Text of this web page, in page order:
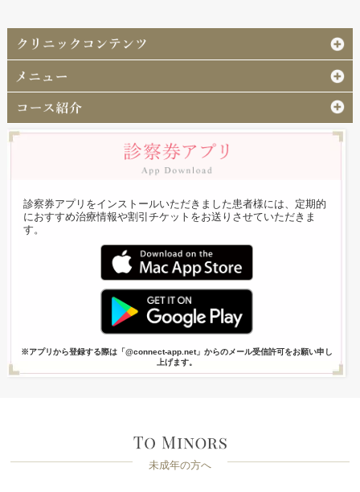
診察券アプリをインストールいただきました患者様には、定期的
におすすめ治療情報や割引チケットをお送りさせていただきま
す。
※アプリから登録する際は「@connect-app.net」からのメール受信許可をお願い申し
上げます。
未成年の方へ